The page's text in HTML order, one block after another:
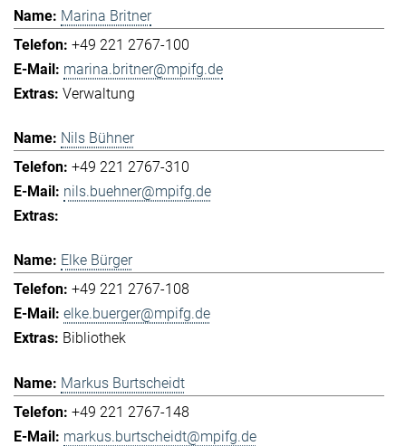
Marina Britner
+49 221 2767-100
marina.britner@mpifg.de
Verwaltung
Nils Bühner
+49 221 2767-310
nils.buehner@mpifg.de
Elke Bürger
+49 221 2767-108
elke.buerger@mpifg.de
Bibliothek
Markus Burtscheidt
+49 221 2767-148
markus.burtscheidt@mpifg.de